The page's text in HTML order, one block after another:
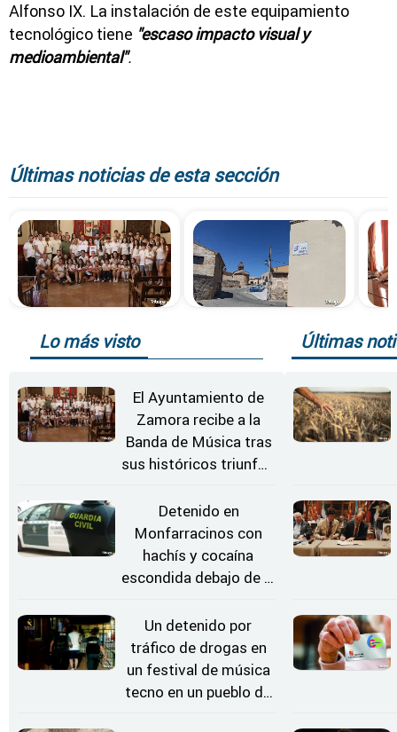
Alfonso IX. La instalación de este equipamiento
tecnológico tiene "escaso impacto visual y
medioambiental".
Últimas noticias de esta sección
Lo más visto
El Ayuntamiento de
Zamora recibe a la
Banda de Música tras
sus históricos triunfos
Detenido en
Monfarracinos con
hachís y cocaína
escondida debajo de la
coche
Un detenido por
tráfico de drogas en
un festival de música
tecno en un pueblo de
Últimas